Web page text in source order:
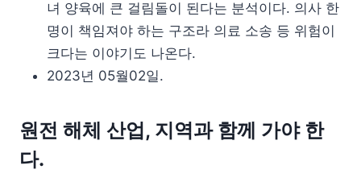
녀 양육에 큰 걸림돌이 된다는 분석이다. 의사 한
명이 책임져야 하는 구조라 의료 소송 등 위험이
크다는 이야기도 나온다.
2023년 05월02일.
원전 해체 산업, 지역과 함께 가야 한
다.